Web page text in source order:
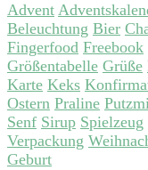
Advent
Beleuchtung Bier
Fingerfood Freebook
Größentabelle Grüße
Karte Keks
Ostern Praline
Senf Sirup Spielzeug
Verpackung
Geburt